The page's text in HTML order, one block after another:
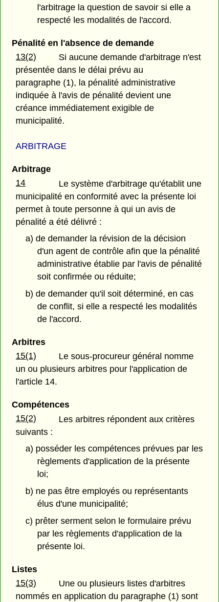
l'arbitrage la question de savoir si elle a
respecté les modalités de l'accord.
Pénalité en l'absence de demande
13(2)
Si aucune demande d'arbitrage n'est
présentée dans le délai prévu au
paragraphe (1), la pénalité administrative
indiquée à l'avis de pénalité devient une
créance immédiatement exigible de
municipalité.
ARBITRAGE
Arbitrage
14
Le système d'arbitrage qu'établit une
municipalité en conformité avec la présente loi
permet à toute personne à qui un avis de
pénalité a été délivré :
a) de demander la révision de la décision
d'un agent de contrôle afin que la pénalité
administrative établie par l'avis de pénalité
soit confirmée ou réduite;
b) de demander qu'il soit déterminé, en cas
de conflit, si elle a respecté les modalités
de l'accord.
Arbitres
15(1)
Le sous-procureur général nomme
un ou plusieurs arbitres pour l'application de
l'article 14.
Compétences
15(2)
Les arbitres répondent aux critères
suivants :
a) posséder les compétences prévues par les
règlements d'application de la présente
loi;
b) ne pas être employés ou représentants
élus d'une municipalité;
c) prêter serment selon le formulaire prévu
par les règlements d'application de la
présente loi.
Listes
15(3)
Une ou plusieurs listes d'arbitres
nommés en application du paragraphe (1) sont